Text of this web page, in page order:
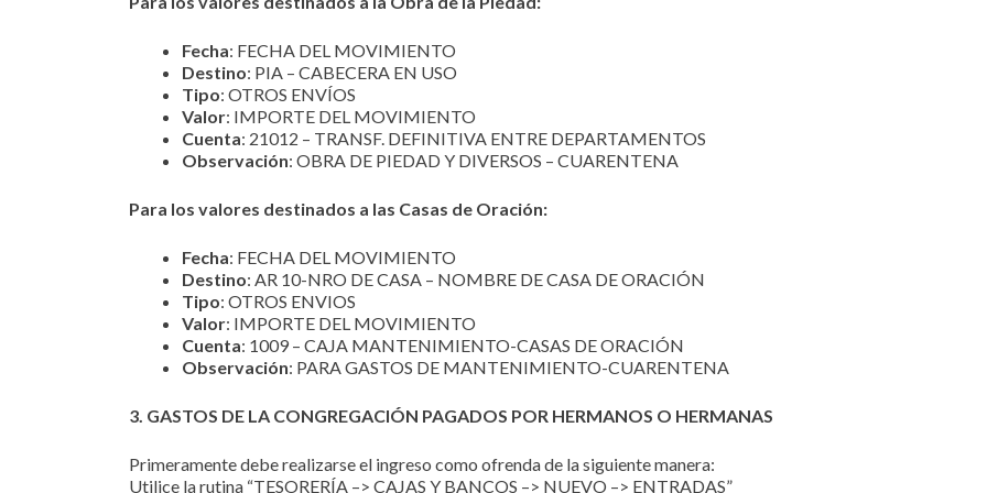
Fecha: FECHA DEL MOVIMIENTO
Destino: PIA – CABECERA EN USO
Tipo: OTROS ENVÍOS
Valor: IMPORTE DEL MOVIMIENTO
Cuenta: 21012 – TRANSF. DEFINITIVA ENTRE DEPARTAMENTOS
Observación: OBRA DE PIEDAD Y DIVERSOS – CUARENTENA
Para los valores destinados a las Casas de Oración:
Fecha: FECHA DEL MOVIMIENTO
Destino: AR 10-NRO DE CASA – NOMBRE DE CASA DE ORACIÓN
Tipo: OTROS ENVIOS
Valor: IMPORTE DEL MOVIMIENTO
Cuenta: 1009 – CAJA MANTENIMIENTO-CASAS DE ORACIÓN
Observación: PARA GASTOS DE MANTENIMIENTO-CUARENTENA
3. GASTOS DE LA CONGREGACIÓN PAGADOS POR HERMANOS O HERMANAS
Primeramente debe realizarse el ingreso como ofrenda de la siguiente manera:
Utilice la rutina “TESORERÍA –> CAJAS Y BANCOS –> NUEVO –> ENTRADAS”